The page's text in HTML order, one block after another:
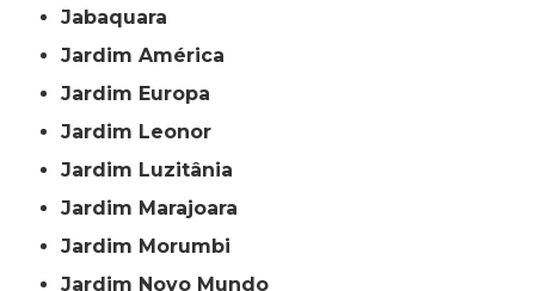
Jabaquara
Jardim América
Jardim Europa
Jardim Leonor
Jardim Luzitânia
Jardim Marajoara
Jardim Morumbi
Jardim Novo Mundo